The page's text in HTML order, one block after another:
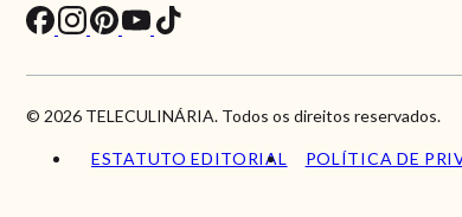
© 2026 TELECULINÁRIA. Todos os direitos reservados.
ESTATUTO EDITORIAL POLÍTICA DE